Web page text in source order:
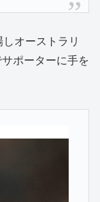
オーストラリ
ポーターに手を